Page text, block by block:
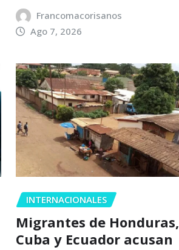
Francomacorisanos
Ago 7, 2026
INTERNACIONALES
Migrantes de Honduras,
Cuba y Ecuador acusan